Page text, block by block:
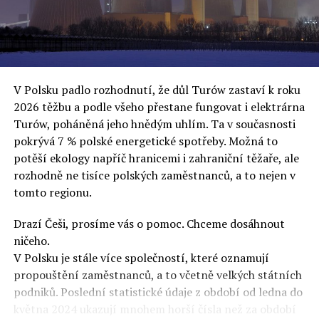
oslovuje své voliče, bublinu šílenců, kteří mu všechno
uvěří a nebudou se ptát na podrobnosti,“ řekl Rafał
Ziemkiewicz, redaktor týdeníku Do Rzeczy a ironicky
dodal: „Když se nynějšímu vedení státního hřebčince
podařilo prodat na aukci 10 plemenných koní za 600
000 euro, bylo to provládními médii oslavované jako
velký úspěch. Za vlády PiS se 14 koní prodalo za 2,5
milionu euro, což bylo stejnou mediální partou
komentováno jako konec polského chovu koní. Ve vidění
kontrolorů činnosti PiS ale určitě šlo při prodeji koní o
praní peněz či jinou nelegální činnost.“
Tuskova čísla jsou ale ujetá i jinde, pokračoval
Ziemkiewicz. „Ve vládní aféře PiS kolem vydávání víz
Tusk tvrdil, že za vlády dnešní opozice se nelegálně
prodalo 600 000 víz do Polska. Byla na to dokonce
vytvořena parlamentní vyšetřovací komise, která přišla
ale pouze na to, že 220 víz do Polska bylo
prostřednictvím úplatků uspíšeno, tedy že víza byla
V Polsku padlo rozhodnutí, že důl Turów zastaví k roku
2026 těžbu a podle všeho přestane fungovat i elektrárna
Turów, poháněná jeho hnědým uhlím. Ta v současnosti
pokrývá 7 % polské energetické spotřeby. Možná to
potěší ekology napříč hranicemi i zahraniční těžaře, ale
rozhodně ne tisíce polských zaměstnanců, a to nejen v
tomto regionu.
Drazí Češi, prosíme vás o pomoc. Chceme dosáhnout
ničeho.
V Polsku je stále více společností, které oznamují
propouštění zaměstnanců, a to včetně velkých státních
podniků. Poslední statistické údaje z období od ledna do
května 2024 ukazují mnohem horší čísla než za období